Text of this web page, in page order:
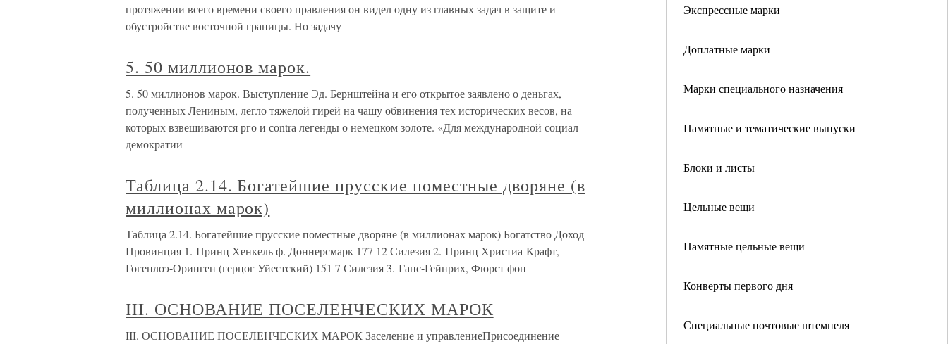
Экспрессные марки
Доплатные марки
Марки специального назначения
Памятные и тематические выпуски
Блоки и листы
Цельные вещи
Памятные цельные вещи
Конверты первого дня
Специальные почтовые штемпеля
протяжении всего времени своего правления он видел одну из главных задач в защите и
обустройстве восточной границы. Но задачу
5. 50 миллионов марок.
5. 50 миллионов марок. Выступление Эд. Бернштейна и его открытое заявлено о деньгах,
полученных Лениным, легло тяжелой гирей на чашу обвинения тех исторических весов, на
которых взвешиваются рго и соntrа легенды о немецком золоте. «Для международной социал-
демократии -
Таблица 2.14. Богатейшие прусские поместные дворяне (в
миллионах марок)
Таблица 2.14. Богатейшие прусские поместные дворяне (в миллионах марок) Богатство Доход
Провинция 1. Принц Хенкель ф. Доннерсмарк 177 12 Силезия 2. Принц Христиа-Крафт,
Гогенлоэ-Оринген (герцог Уйестский) 151 7 Силезия 3. Ганс-Гейнрих, Фюрст фон
III. ОСНОВАНИЕ ПОСЕЛЕНЧЕСКИХ МАРОК
III. ОСНОВАНИЕ ПОСЕЛЕНЧЕСКИХ МАРОК Заселение и управлениеПрисоединение